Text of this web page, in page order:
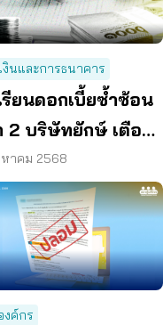
งินและการธนาคาร
รียนดอกเบี้ยซ้ำซ้อน
2 บริษัทยักษ์ เตือน
ทัน สัญญาเงินกู้
หาคม 2568
งค์กร